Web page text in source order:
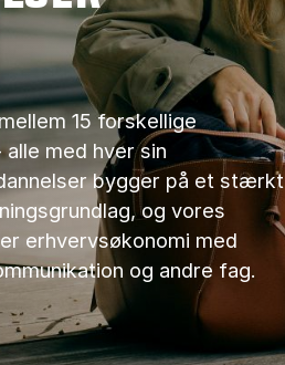
15 forskellige
med hver sin
bygger på et stærkt
og vores
erhvervsøkonomi med
og andre fag.